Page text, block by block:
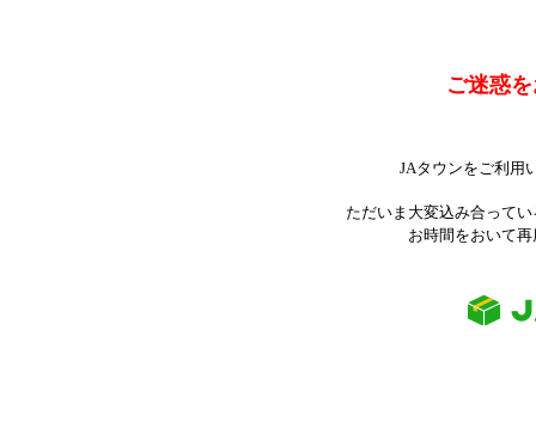
ご迷惑
JAタウンをご利用
ただいま大変込み合って
お時間をおいて